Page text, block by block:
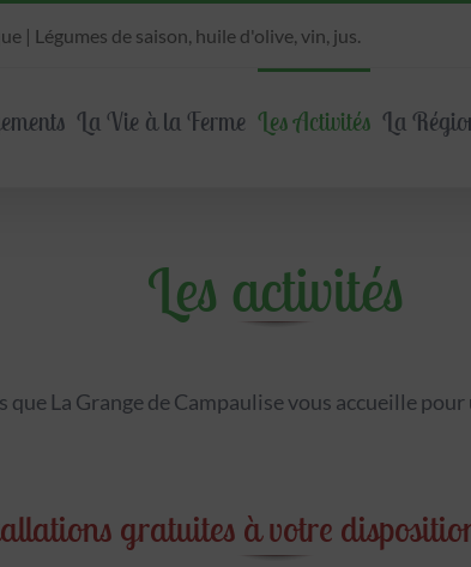
| Légumes de saison, huile d'olive, vin, jus.
La Vie à la Ferme Les Activités La
Les activités
que La Grange de Campaulise vous accueille
gratuites à votre